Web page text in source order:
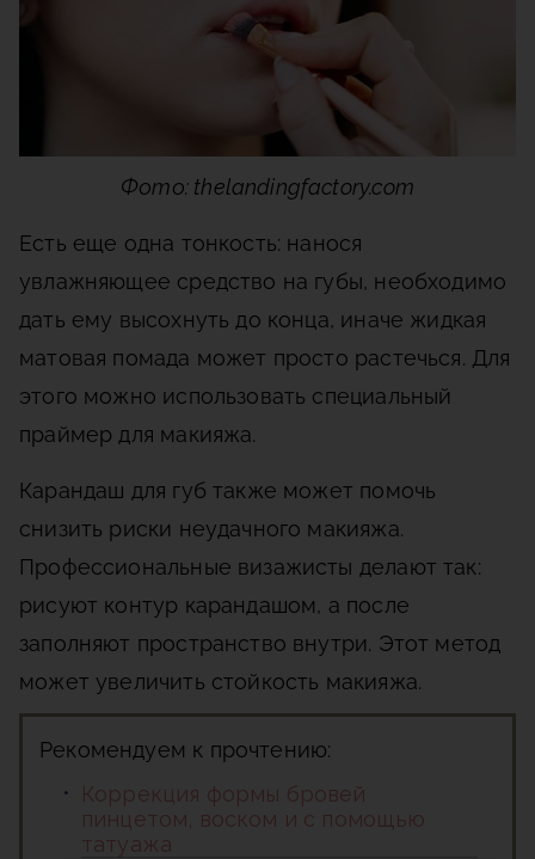
Фото: thelandingfactory.com
Есть еще одна тонкость: нанося
увлажняющее средство на губы, необходимо
дать ему высохнуть до конца, иначе жидкая
матовая помада может просто растечься. Для
этого можно использовать специальный
праймер для макияжа.
Карандаш для губ также может помочь
снизить риски неудачного макияжа.
Профессиональные визажисты делают так:
рисуют контур карандашом, а после
заполняют пространство внутри. Этот метод
может увеличить стойкость макияжа.
Рекомендуем к прочтению:
Коррекция формы бровей
пинцетом, воском и с помощью
татуажа